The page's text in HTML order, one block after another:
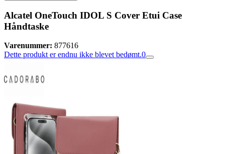
Alcatel OneTouch IDOL S Cover Etui Case
Håndtaske
Varenummer: 877616
Dette produkt er endnu ikke blevet bedømt.0